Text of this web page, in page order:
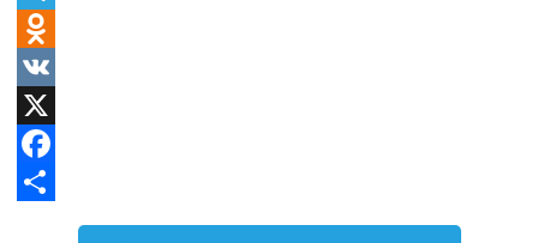
T
e
e
g
O
d
n
o
V
KX
F